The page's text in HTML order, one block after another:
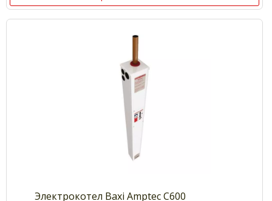
Электрокотел Baxi Amptec С600